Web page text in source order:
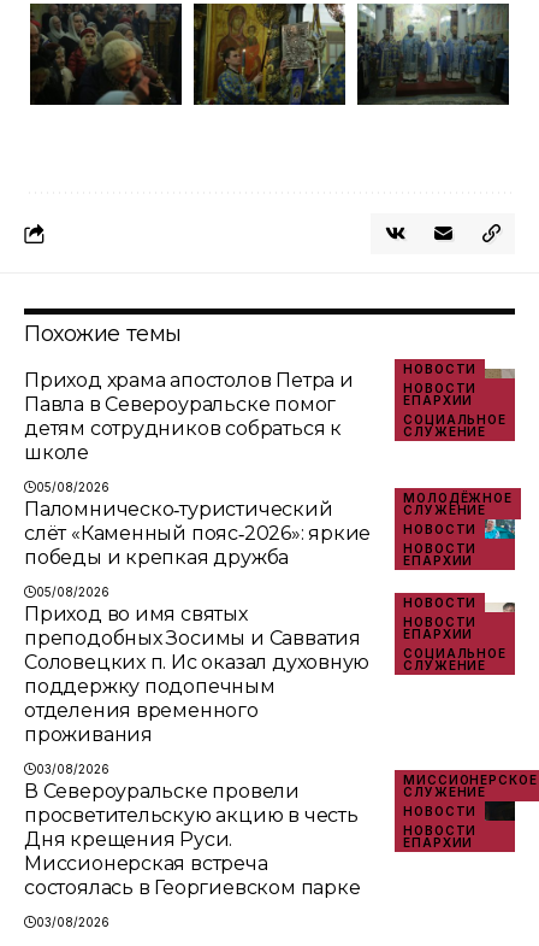
Похожие темы
НОВОСТИ
НОВОСТИ
ЕПАРХИИ
СОЦИАЛЬНОЕ
СЛУЖЕНИЕ
Приход храма апостолов Петра и
Павла в Североуральске помог
детям сотрудников собраться к
школе
05/08/2026
МОЛОДЁЖНОЕ
СЛУЖЕНИЕ
НОВОСТИ
НОВОСТИ
ЕПАРХИИ
Паломническо‑туристический
слёт «Каменный пояс‑2026»: яркие
победы и крепкая дружба
05/08/2026
НОВОСТИ
НОВОСТИ
ЕПАРХИИ
СОЦИАЛЬНОЕ
СЛУЖЕНИЕ
Приход во имя святых
преподобных Зосимы и Савватия
Соловецких п. Ис оказал духовную
поддержку подопечным
отделения временного
проживания
03/08/2026
МИССИОНЕРСКОЕ
СЛУЖЕНИЕ
НОВОСТИ
НОВОСТИ
ЕПАРХИИ
В Североуральске провели
просветительскую акцию в честь
Дня крещения Руси.
Миссионерская встреча
состоялась в Георгиевском парке
03/08/2026